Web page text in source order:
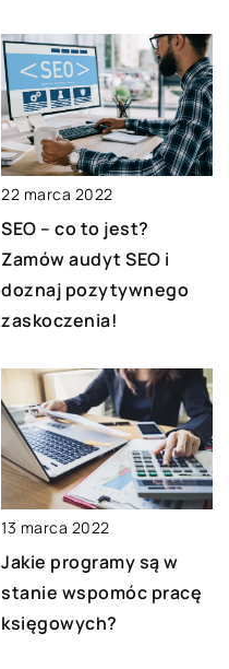
22 marca 2022
SEO – co to jest?
Zamów audyt SEO i
doznaj pozytywnego
zaskoczenia!
13 marca 2022
Jakie programy są w
stanie wspomóc pracę
księgowych?